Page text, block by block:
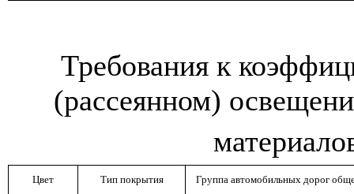
Требования к
(рассеянном)
Цвет Тип покрытия
Группа автомобильных дорог